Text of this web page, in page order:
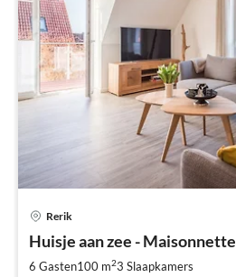
Rerik
Huisje aan zee - Maisonnette
6 Gasten100 m23 Slaapkamers